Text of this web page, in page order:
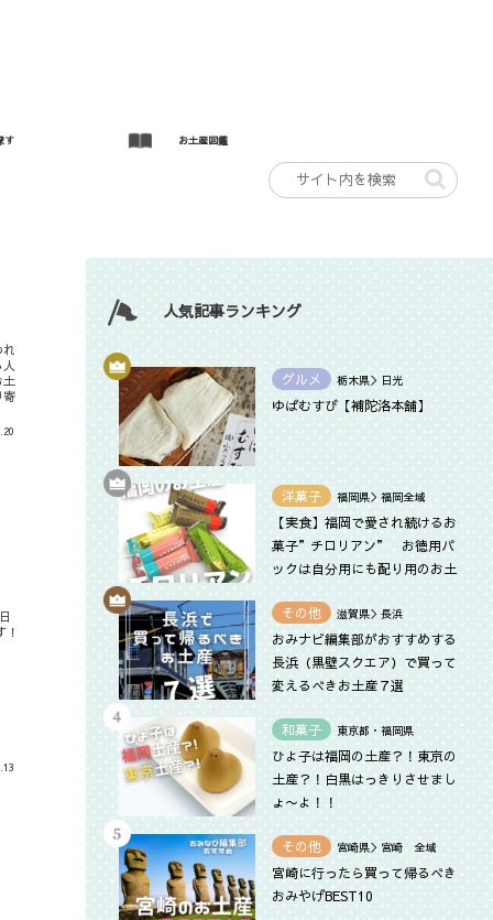
す お土産図鑑
寄
人気記事ランキング
グルメ 栃木県＞日光
ゆばむすび【補陀洛本舗】
洋菓子 福岡県＞福岡全域
【実食】福岡で愛され続けるお
菓子”チロリアン” お徳用パ
ックは自分用にも配り用のお土
産にもぴったり
その他
滋賀県＞長浜
おみナビ編集部がおすすめする
長浜（黒壁スクエア）で買って
変えるべきお土産７選
和菓子 東京都・福岡県
ひよ子は福岡の土産？！東京の
土産？！白黒はっきりさせまし
ょ〜よ！！
その他 宮崎県＞宮崎 全域
宮崎に行ったら買って帰るべき
おみやげBEST10